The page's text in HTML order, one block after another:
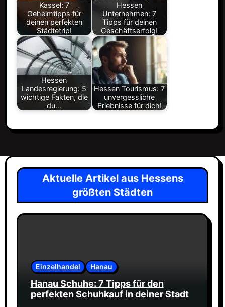
Kassel: 7
Geheimtipps für
deinen perfekten
Städtetrip!
Hessen
Unternehmen: 7
Tipps für deinen
Geschäftserfolg!
Hessen
Landesregierung: 5
wichtige Fakten, die
du…
Hessen Tourismus: 7
unvergessliche
Erlebnisse für dich!
Aktuelle Artikel aus Hessens
größten Städten
Einzelhandel Hanau
Hanau Schuhe: 7 Tipps für den
perfekten Schuhkauf in deiner Stadt